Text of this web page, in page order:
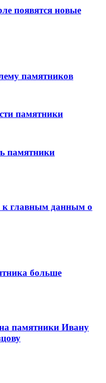
появятся новые
памятников
памятники
памятники
к главным данным о
больше
памятники Ивану